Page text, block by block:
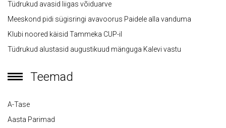
Tüdrukud avasid liigas võiduarve
Meeskond pidi sügisringi avavoorus Paidele alla vanduma
Klubi noored käisid Tammeka CUP-il
Tüdrukud alustasid augustikuud mänguga Kalevi vastu
Teemad
A-Tase
Aasta Parimad